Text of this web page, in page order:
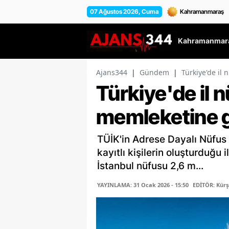
07 Ağustos 2026, Cuma
Ajans344 | Gündem | Türkiye'de il
Türkiye'de il
memleketine
TÜİK'in Adrese Dayalı
kayıtlı kişilerin oluşturduğu
İstanbul nüfusu 2,6 m...
YAYINLAMA: 31 Ocak 2026 - 15:50 EDİTÖR: